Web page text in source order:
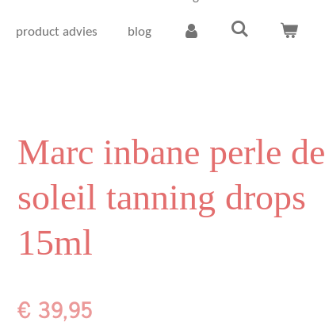
product advies blog
Marc inbane perle de
soleil tanning drops
15ml
€ 39,95